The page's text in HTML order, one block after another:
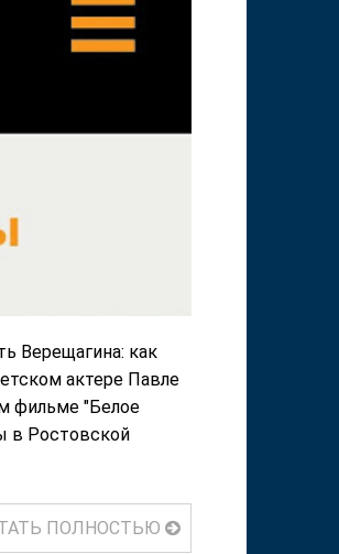
Верещагина: как
актере Павле
фильме "Белое
в Ростовской
ПОЛНОСТЬЮ